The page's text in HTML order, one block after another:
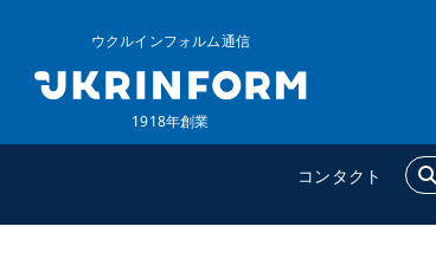
ウクルインフォルム通信
1918年創業
コンタクト